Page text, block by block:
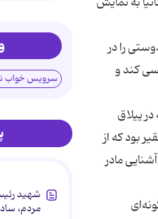
اطلاعات هر هنردوستی را در
کند و
در ییلاق
9 نفری یک قلمزن طلای فقیر بود که از
مادر
سرویس خواب
شهید
مردم،